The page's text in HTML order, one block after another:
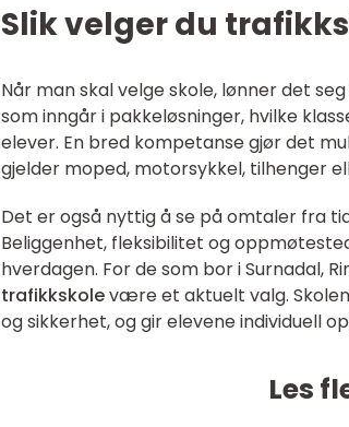
Slik velger du
Når man skal velge skole, lønner det
som inngår i pakkeløsninger, hvilke
elever. En bred kompetanse gjør det
gjelder moped, motorsykkel, tilhenger
Det er også nyttig å se på omtaler fra
Beliggenhet, fleksibilitet og
hverdagen. For de som bor i Surnadal,
trafikkskolevære et aktuelt valg.
og sikkerhet, og gir elevene individuell
Les